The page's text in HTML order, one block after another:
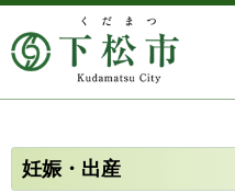
妊娠・出産